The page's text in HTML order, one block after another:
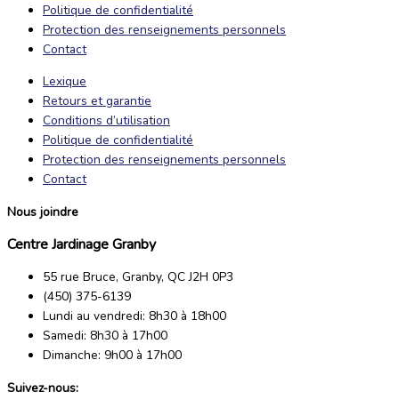
Politique de confidentialité
Protection des renseignements personnels
Contact
Lexique
Retours et garantie
Conditions d’utilisation
Politique de confidentialité
Protection des renseignements personnels
Contact
Nous joindre
Centre Jardinage Granby
55 rue Bruce, Granby, QC J2H 0P3
(450) 375-6139
Lundi au vendredi: 8h30 à 18h00
Samedi: 8h30 à 17h00
Dimanche: 9h00 à 17h00
Suivez-nous: